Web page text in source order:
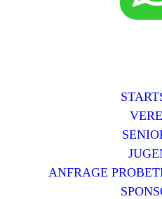
ANFRAGE